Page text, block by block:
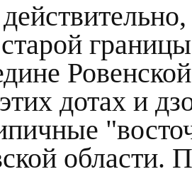
дотах и
области.